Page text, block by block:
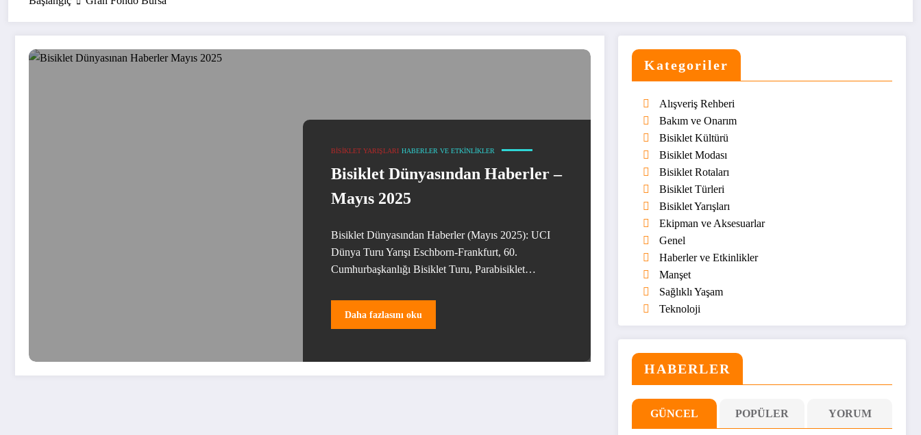
BISIKLET YARIŞLARI HABERLER VE ETKINLIKLER
Bisiklet Dünyasından Haberler –
Mayıs 2025
Bisiklet Dünyasından Haberler (Mayıs 2025): UCI
Dünya Turu Yarışı Eschborn-Frankfurt, 60.
Cumhurbaşkanlığı Bisiklet Turu, Parabisiklet…
Daha fazlasını oku
Kategoriler
Alışveriş Rehberi
Bakım ve Onarım
Bisiklet Kültürü
Bisiklet Modası
Bisiklet Rotaları
Bisiklet Türleri
Bisiklet Yarışları
Ekipman ve Aksesuarlar
Genel
Haberler ve Etkinlikler
Manşet
Sağlıklı Yaşam
Teknoloji
HABERLER
GÜNCEL POPÜLER YORUM